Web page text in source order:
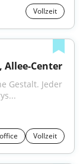
Vollzeit
Allee-Center
Gestalt. Jeder
Vollzeit